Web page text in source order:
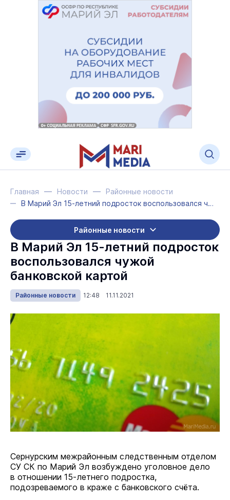
Главная Новости
Районные новости
В Марий Эл 15-летний подросток воспользовался чужой банковской картой
Районные новости
В Марий Эл 15-летний подросток
воспользовался чужой
банковской картой
Районные новости 12:48 11.11.2021
Сернурским межрайонным следственным отделом
СУ СК по Марий Эл возбуждено уголовное дело
в отношении 15-летнего подростка,
подозреваемого в краже с банковского счёта.